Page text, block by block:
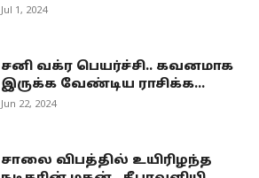
Jul 1, 2024
சனி வக்ர பெயர்ச்சி.. கவனமாக
இருக்க வேண்டிய ராசிக்க...
Jun 22, 2024
சாலை விபத்தில் உயிரிழந்த